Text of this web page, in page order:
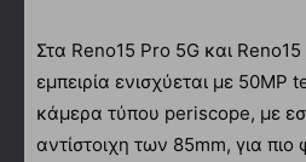
Στα Reno15 Pro 5G και
εμπειρία ενισχύεται με
κάμερα τύπου periscope, με
αντίστοιχη των 85mm, για